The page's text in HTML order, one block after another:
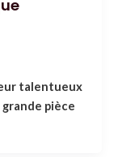
talentueux
pièce